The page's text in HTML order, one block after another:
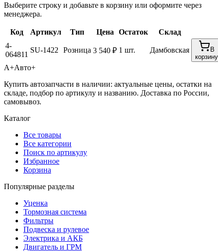
Выберите строку и добавьте в корзину или оформите через
менеджера.
Код Артикул Тип Цена Остаток
Склад
4-
064811
SU-1422 Розница 3 540 ₽ 1 шт. Дамбовская
В
корзину
А+Авто+
Купить автозапчасти в наличии: актуальные цены, остатки на
складе, подбор по артикулу и названию. Доставка по России,
самовывоз.
Каталог
Все товары
Все категории
Поиск по артикулу
Избранное
Корзина
Популярные разделы
Уценка
Тормозная система
Фильтры
Подвеска и рулевое
Электрика и АКБ
Двигатель и ГРМ